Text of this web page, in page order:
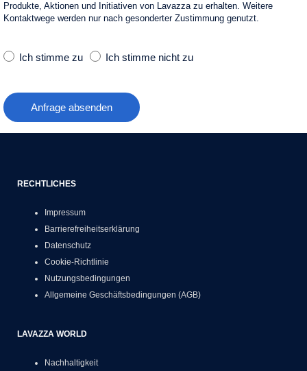
Produkte, Aktionen und Initiativen von Lavazza zu erhalten. Weitere
Kontaktwege werden nur nach gesonderter Zustimmung genutzt.
Ich stimme zu Ich stimme nicht zu
Anfrage absenden
RECHTLICHES
Impressum
Barrierefreiheitserklärung
Datenschutz
Cookie-Richtlinie
Nutzungsbedingungen
Allgemeine Geschäftsbedingungen (AGB)
LAVAZZA WORLD
Nachhaltigkeit